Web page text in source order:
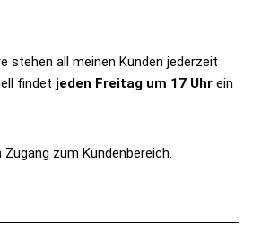
stehen all meinen Kunden jederzeit
findet jeden Freitag um 17 Uhr ein
zum Kundenbereich.